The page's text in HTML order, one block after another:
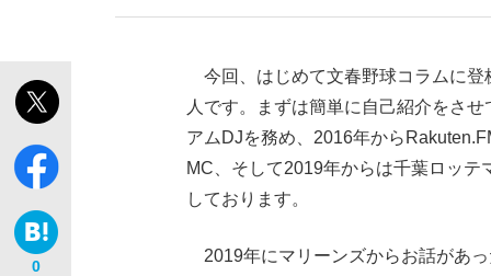
0
今回、はじめて文春野球コラムに登
人です。まずは簡単に自己紹介をさ
アムDJを務め、2016年から
MC、そして2019年からは千葉ロッ
しております。
2019年にマリーンズからお話があ